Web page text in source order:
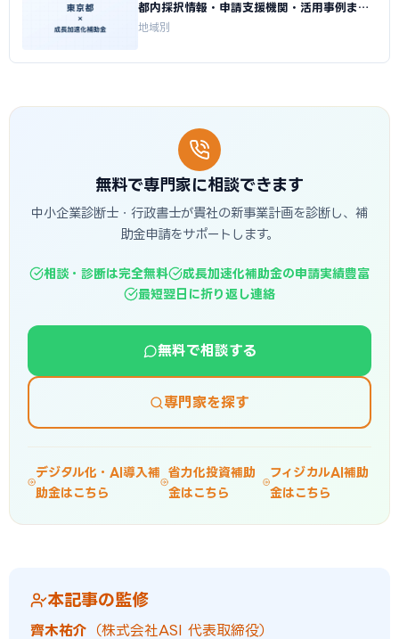
都内採択情報・申請支援機関・活用事例まと
め｜成長加速化補助金ナビ
地域別
無料で専門家に相談できます
中小企業診断士・行政書士が貴社の新事業計画を診断し、補
助金申請をサポートします。
相談・診断は完全無料
成長加速化補助金の申請実績豊富
最短翌日に折り返し連絡
無料で相談する
専門家を探す
デジタル化・AI導入補
助金はこちら
省力化投資補助
金はこちら
フィジカルAI補助
金はこちら
本記事の監修
齊木祐介 （株式会社ASI 代表取締役）